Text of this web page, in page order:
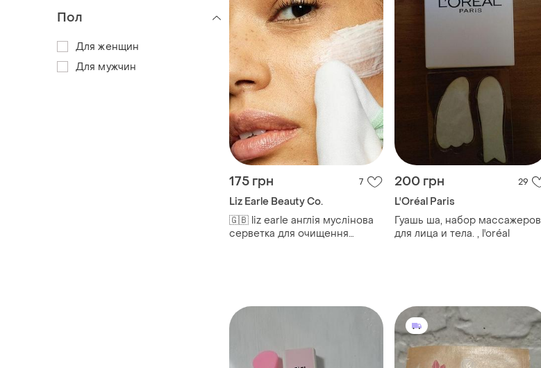
175 грн 7
Liz Earle Beauty Co.
🇬🇧 liz earle англія муслінова
серветка для очищення
200 грн 29
L'Oréal Paris
Гуашь ша, набор массажеров
для лица и тела. , l'oréal
Пол
Для женщин
Для мужчин